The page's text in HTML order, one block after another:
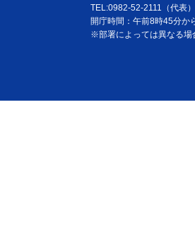
TEL:0982-52-2111（代表）
開庁時間：午前8時45分か
※部署によっては異なる場